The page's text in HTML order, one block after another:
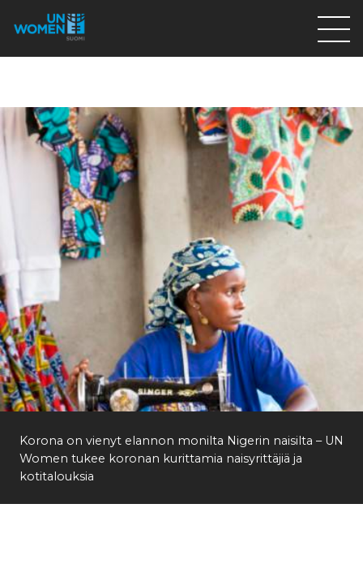
Osallistu
Mitä teemme
Ajankohtaista
Tietoa meistä
På Svenska
Valikon rivi
Lahjoita
Etsi
Korona on vienyt elannon monilta Nigerin naisilta – UN
Women tukee koronan kurittamia naisyrittäjiä ja
kotitalouksia